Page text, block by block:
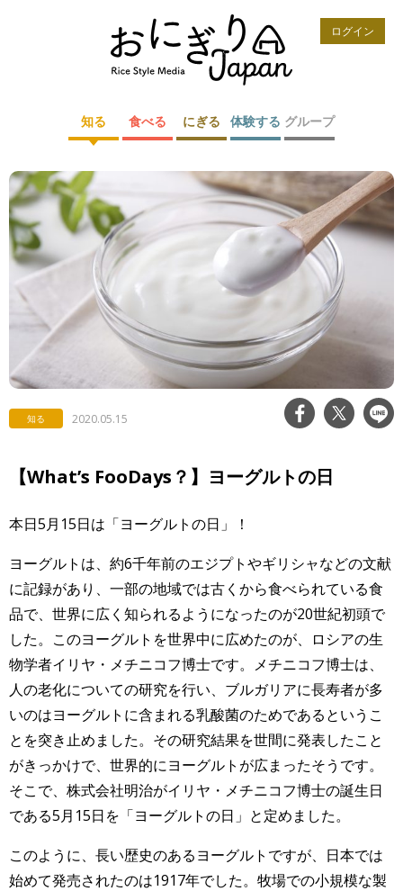
ログイン
知る 食べる にぎる 体験する グループ
知る 2020.05.15
【What’s FooDays？】ヨーグルトの日
本日5月15日は「ヨーグルトの日」！
ヨーグルトは、約6千年前のエジプトやギリシャなどの文献
に記録があり、一部の地域では古くから食べられている食
品で、世界に広く知られるようになったのが20世紀初頭で
した。このヨーグルトを世界中に広めたのが、ロシアの生
物学者イリヤ・メチニコフ博士です。メチニコフ博士は、
人の老化についての研究を行い、ブルガリアに長寿者が多
いのはヨーグルトに含まれる乳酸菌のためであるというこ
とを突き止めました。その研究結果を世間に発表したこと
がきっかけで、世界的にヨーグルトが広まったそうです。
そこで、株式会社明治がイリヤ・メチニコフ博士の誕生日
である5月15日を「ヨーグルトの日」と定めました。
このように、長い歴史のあるヨーグルトですが、日本では
始めて発売されたのは1917年でした。牧場での小規模な製